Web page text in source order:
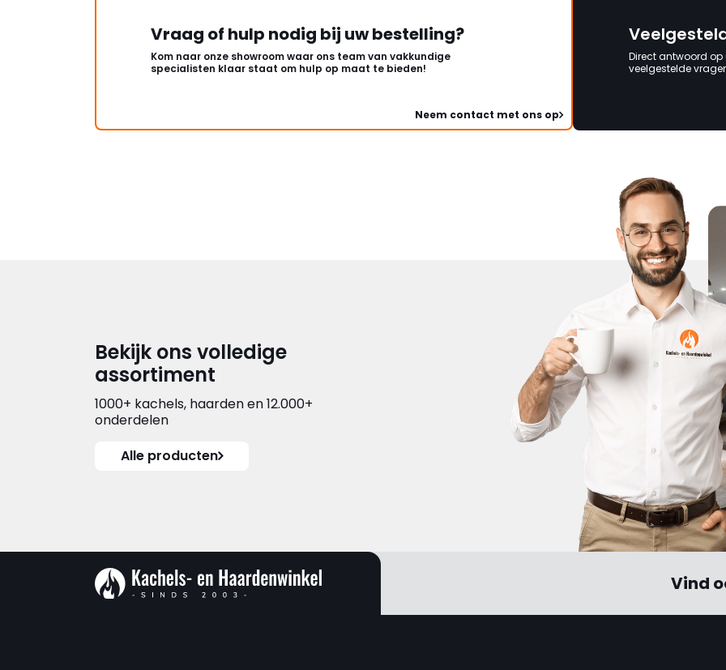
Vraag of hulp nodig bij uw bestelling?
Kom naar onze showroom waar ons team van vakkundige
specialisten klaar staat om hulp op maat te bieden!
Neem contact met ons op
Direct antwoord op
veelgestelde
Bekijk ons volledige
assortiment
1000+ kachels, haarden en 12.000+
onderdelen
Alle producten
Vind